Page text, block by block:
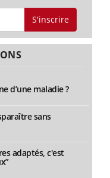
S'inscrire
d’une maladie ?
sans
adaptés, c'est